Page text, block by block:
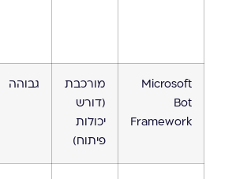
Microsoft
Bot
Framework
מורכבת
(דורש
יכולות
פיתוח)
גבוהה